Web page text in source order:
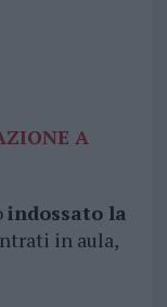
A
indossato la
in aula,